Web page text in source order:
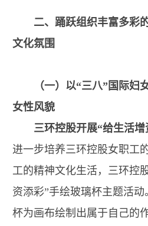
二、踊跃组织丰富多彩
文化氛围
（一）以“三八”国际妇
女性风貌
三环控股开展“给生活增
进一步培养三环控股女职工
工的精神文化生活，三环控
资添彩”手绘玻璃杯主题活
杯为画布绘制出属于自己的